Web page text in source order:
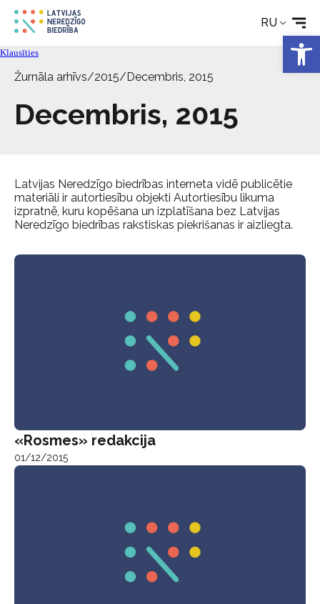
RU
Новости
Услуги
Об Обществе
Klausīties
Žurnāla arhīvs/2015/Decembris, 2015
Decembris, 2015
Latvijas Neredzīgo biedrības interneta vidē publicētie
materiāli ir autortiesību objekti Autortiesību likuma
izpratnē, kuru kopēšana un izplatīšana bez Latvijas
Neredzīgo biedrības rakstiskas piekrišanas ir aizliegta.
«Rosmes» redakcija
01/12/2015